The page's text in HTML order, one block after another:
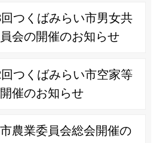
つくばみらい市男女共
会の開催のお知らせ
つくばみらい市空家等
催のお知らせ
農業委員会総会開催の